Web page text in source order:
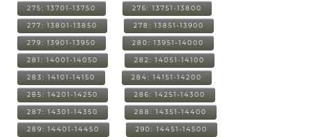
275: 13701-13750 276: 13751-13800
277: 13801-13850 278: 13851-13900
279: 13901-13950 280: 13951-14000
281: 14001-14050 282: 14051-14100
283: 14101-14150 284: 14151-14200
285: 14201-14250 286: 14251-14300
287: 14301-14350 288: 14351-14400
289: 14401-14450 290: 14451-14500